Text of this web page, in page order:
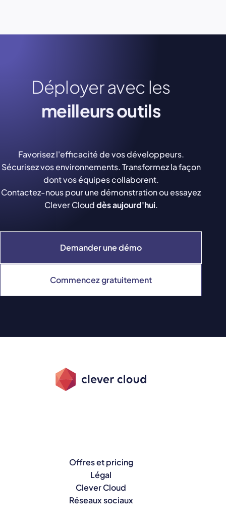
Déployer avec les
meilleurs outils
Demander une démo
Commencez gratuitement
Favorisez l'efficacité de vos développeurs.
Sécurisez vos environnements. Transformez la façon
dont vos équipes collaborent.
Contactez-nous pour une démonstration ou essayez
Clever Clouddès aujourd'hui.
Offres et pricing
Légal
Clever Cloud
Réseaux sociaux